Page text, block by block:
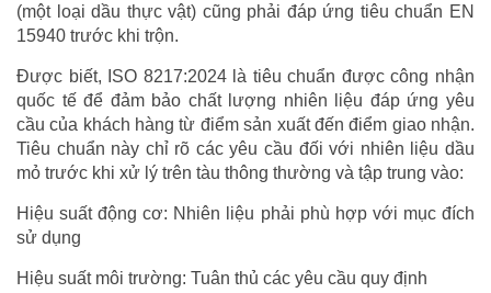
(một loại dầu thực vật) cũng phải đáp ứng tiêu chuẩn EN
15940 trước khi trộn.
Được biết, ISO 8217:2024 là tiêu chuẩn được công nhận
quốc tế để đảm bảo chất lượng nhiên liệu đáp ứng yêu
cầu của khách hàng từ điểm sản xuất đến điểm giao nhận.
Tiêu chuẩn này chỉ rõ các yêu cầu đối với nhiên liệu dầu
mỏ trước khi xử lý trên tàu thông thường và tập trung vào:
Hiệu suất động cơ: Nhiên liệu phải phù hợp với mục đích
sử dụng
Hiệu suất môi trường: Tuân thủ các yêu cầu quy định